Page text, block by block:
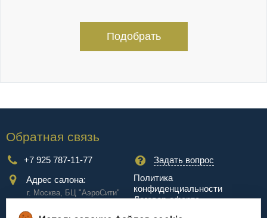
Подобрать
Обратная связь
+7 925 787-11-77
Задать вопрос
Адрес салона:
г. Москва, БЦ "АэроCити"
Куркинское ш., стр.2, 17
этаж
Политика
конфиденциальности
Договор-оферта